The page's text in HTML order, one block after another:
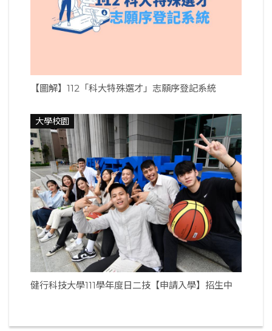
【圖解】112「科大特殊選才」志願序登記系統
大學校園
健行科技大學111學年度日二技【申請入學】招生中